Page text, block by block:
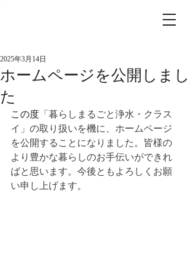
ホームページを公開しまし
た
2025年3月14日
この度 「暮らしまるごと浄水・クラス
イ」の取り扱いを機に、ホームページ
を公開することになりました。皆様の
より豊かな暮らしのお手伝いができれ
ばと思います。今後ともよろしくお願
い申し上げます。